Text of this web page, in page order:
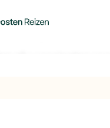
in Dubai